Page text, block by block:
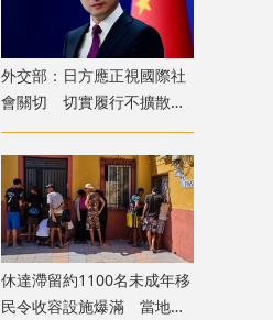
外交部：日方應正視國際社
會關切 切實履行不擴散核
武器的國際法義務
​休達滯留約1100名未成年移
民令收容設施爆滿 當地冀